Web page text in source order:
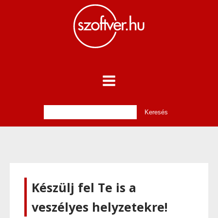
Készülj fel Te is a
veszélyes helyzetekre!